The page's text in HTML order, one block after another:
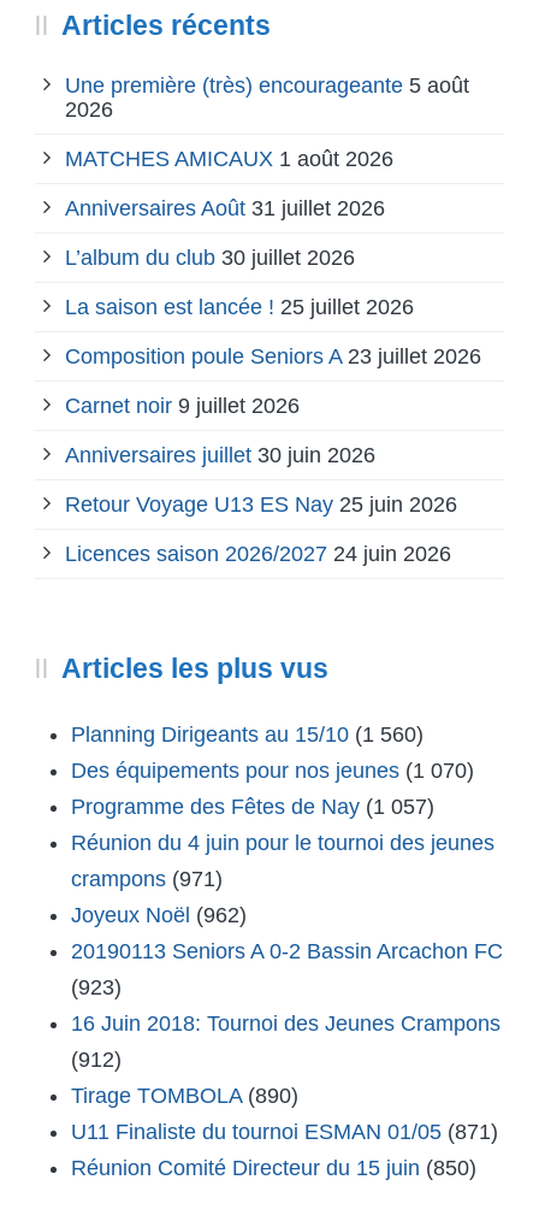
Articles récents
Une première (très) encourageante 5 août
2026
MATCHES AMICAUX 1 août 2026
Anniversaires Août 31 juillet 2026
L’album du club 30 juillet 2026
La saison est lancée ! 25 juillet 2026
Composition poule Seniors A 23 juillet 2026
Carnet noir 9 juillet 2026
Anniversaires juillet 30 juin 2026
Retour Voyage U13 ES Nay 25 juin 2026
Licences saison 2026/2027 24 juin 2026
Articles les plus vus
Planning Dirigeants au 15/10 (1 560)
Des équipements pour nos jeunes (1 070)
Programme des Fêtes de Nay (1 057)
Réunion du 4 juin pour le tournoi des jeunes
crampons (971)
Joyeux Noël (962)
20190113 Seniors A 0-2 Bassin Arcachon FC
(923)
16 Juin 2018: Tournoi des Jeunes Crampons
(912)
Tirage TOMBOLA (890)
U11 Finaliste du tournoi ESMAN 01/05 (871)
Réunion Comité Directeur du 15 juin (850)